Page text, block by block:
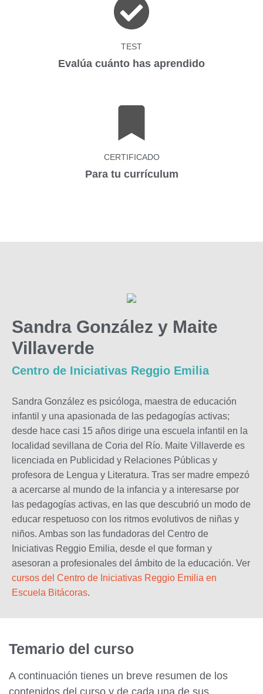
TEST
Evalúa cuánto has aprendido
CERTIFICADO
Para tu currículum
Sandra González y Maite
Villaverde
Centro de Iniciativas Reggio Emilia
Sandra González es psicóloga, maestra de educación
infantil y una apasionada de las pedagogías activas;
desde hace casi 15 años dirige una escuela infantil en la
localidad sevillana de Coria del Río. Maite Villaverde es
licenciada en Publicidad y Relaciones Públicas y
profesora de Lengua y Literatura. Tras ser madre empezó
a acercarse al mundo de la infancia y a interesarse por
las pedagogías activas, en las que descubrió un modo de
educar respetuoso con los ritmos evolutivos de niñas y
niños. Ambas son las fundadoras del Centro de
Iniciativas Reggio Emilia, desde el que forman y
asesoran a profesionales del ámbito de la educación. Ver
cursos del Centro de Iniciativas Reggio Emilia en
Escuela Bitácoras.
Temario del curso
A continuación tienes un breve resumen de los